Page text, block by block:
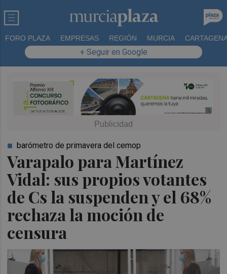
FORO PLAZA EMPRESAS REGIÓN MURCIA
+ Seguir en Google
Varapalo para Martínez
Vidal: sus propios votantes
de Cs la suspenden y el 68%
rechaza la moción de
censura
barómetro de primavera del cemop